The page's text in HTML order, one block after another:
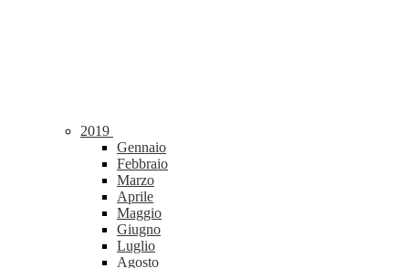
2019
Gennaio
Febbraio
Marzo
Aprile
Maggio
Giugno
Luglio
Agosto